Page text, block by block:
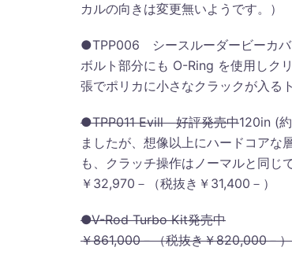
カルの向きは変更無いようです。）
●TPP006 シースルーダービーカバ
ボルト部分にも O-Ring を使用しク
張でポリカに小さなクラックが入る
●TPP011 Evill 好評発売中120in (
ましたが、想像以上にハードコアな
も、クラッチ操作はノーマルと同じ
￥32,970－（税抜き￥31,400－）
●V-Rod Turbo Kit発売中
￥861,000－（税抜き￥820,000－